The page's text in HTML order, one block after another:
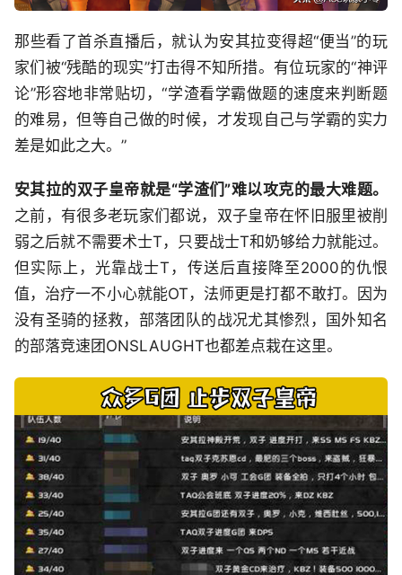
那些看了首杀直播后，就认为安其拉变得超“便当”的玩
家们被“残酷的现实”打击得不知所措。有位玩家的“神评
论”形容地非常贴切，“学渣看学霸做题的速度来判断题
的难易，但等自己做的时候，才发现自己与学霸的实力
差是如此之大。”
安其拉的双子皇帝就是“学渣们”难以攻克的最大难题。
之前，有很多老玩家们都说，双子皇帝在怀旧服里被削
弱之后就不需要术士T，只要战士T和奶够给力就能过。
但实际上，光靠战士T，传送后直接降至2000的仇恨
值，治疗一不小心就能OT，法师更是打都不敢打。因为
没有圣骑的拯救，部落团队的战况尤其惨烈，国外知名
的部落竞速团ONSLAUGHT也都差点栽在这里。